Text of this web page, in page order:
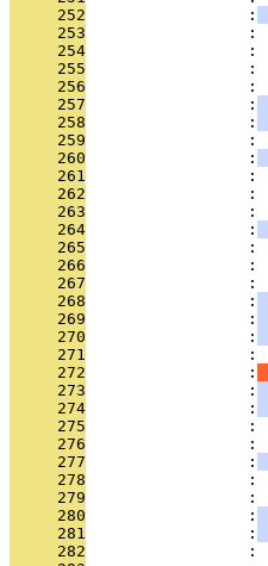
     252
                 :
     253
:
     254
:
     255
:
     256
:
     257
                 :
     258
                 :
     259
:
     260
                 :
     261
:
     262
:
     263
:
     264
                 :
     265
:
     266
:
     267
:
     268
                 :
     269
                 :
     270
                 :
     271
:
     272
                 :
     273
                 :
     274
                 :
     275
:
     276
:
     277
                 :
     278
:
     279
:
     280
                 :
     281
                 :
     282
: